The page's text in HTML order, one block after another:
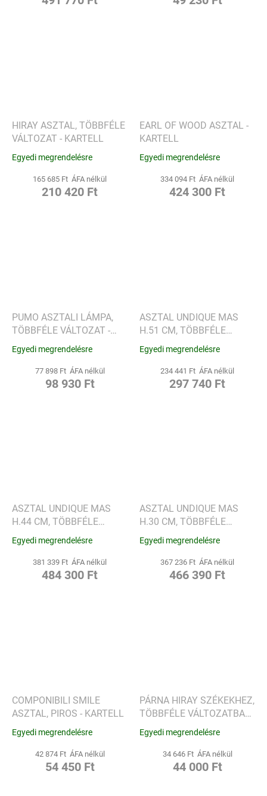
HIRAY ASZTAL, TÖBBFÉLE
VÁLTOZAT - KARTELL
Egyedi megrendelésre
165 685 Ft ÁFA nélkül
210 420 Ft
EARL OF WOOD ASZTAL -
KARTELL
Egyedi megrendelésre
334 094 Ft ÁFA nélkül
424 300 Ft
PUMO ASZTALI LÁMPA,
TÖBBFÉLE VÁLTOZAT -
KARTELL
Egyedi megrendelésre
77 898 Ft ÁFA nélkül
98 930 Ft
ASZTAL UNDIQUE MAS
H.51 CM, TÖBBFÉLE
VÁLTOZAT - KARTELL
Egyedi megrendelésre
234 441 Ft ÁFA nélkül
297 740 Ft
ASZTAL UNDIQUE MAS
H.44 CM, TÖBBFÉLE
VÁLTOZAT - KARTELL
Egyedi megrendelésre
381 339 Ft ÁFA nélkül
484 300 Ft
ASZTAL UNDIQUE MAS
H.30 CM, TÖBBFÉLE
VÁLTOZAT - KARTELL
Egyedi megrendelésre
367 236 Ft ÁFA nélkül
466 390 Ft
COMPONIBILI SMILE
ASZTAL, PIROS - KARTELL
Egyedi megrendelésre
42 874 Ft ÁFA nélkül
54 450 Ft
PÁRNA HIRAY SZÉKEKHEZ,
TÖBBFÉLE VÁLTOZATBAN
- KARTELL
Egyedi megrendelésre
34 646 Ft ÁFA nélkül
44 000 Ft